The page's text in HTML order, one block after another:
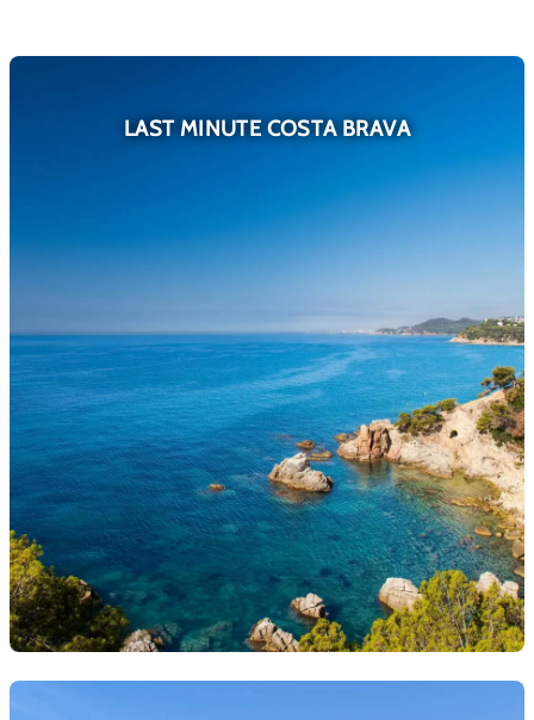
LAST MINUTE COSTA BRAVA